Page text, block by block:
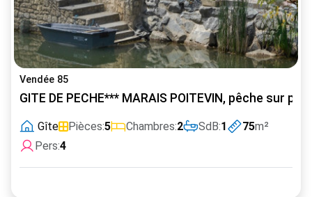
Vendée 85
GITE DE PECHE*** MARAIS POITEVIN, pêche sur
Gîte Pièces:5 Chambres:2 SdB:1 75m²
Pers:4